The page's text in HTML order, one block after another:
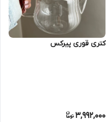
کتری قوری پیرکس
3,992,000